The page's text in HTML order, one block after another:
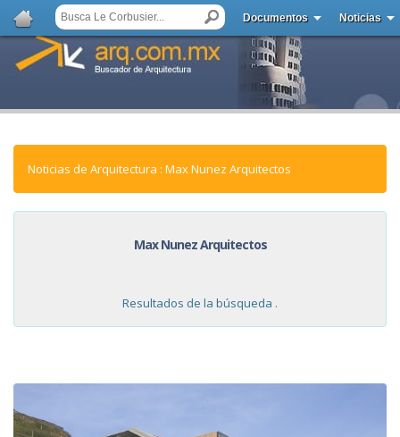
Documentos Noticias
Noticias de Arquitectura : Max Nunez Arquitectos
Max Nunez Arquitectos
Resultados de la búsqueda .